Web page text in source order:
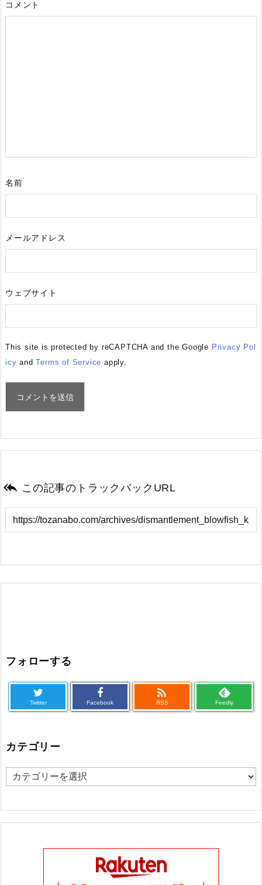
コメント
名前
メールアドレス
ウェブサイト
This site is protected by reCAPTCHA and the Google Privacy Pol
icy andTerms of Service apply.
 この記事のトラックバックURL
フォローする
Twitter Facebook

RSS Feedly
カテゴリー
カ
ゴ